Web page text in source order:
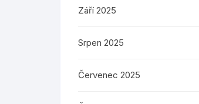
Září 2025
Srpen 2025
Červenec 2025